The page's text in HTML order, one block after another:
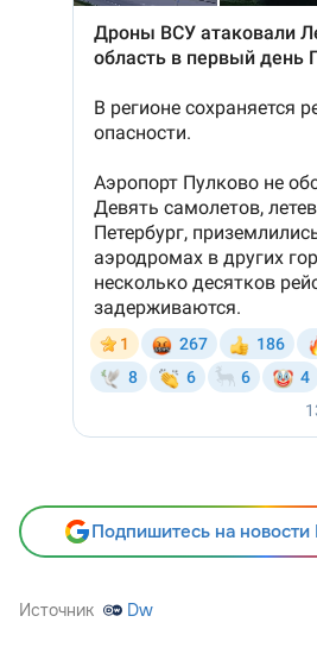
Подпишитесь на
Источник Dw